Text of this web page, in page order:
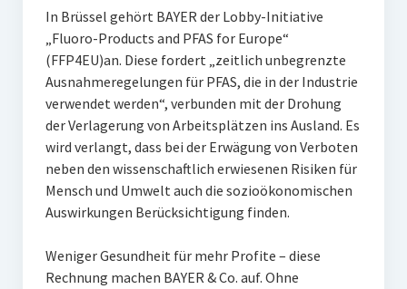
In Brüssel gehört BAYER der Lobby-Initiative
„Fluoro-Products and PFAS for Europe“
(FFP4EU)an. Diese fordert „zeitlich unbegrenzte
Ausnahmeregelungen für PFAS, die in der Industrie
verwendet werden“, verbunden mit der Drohung
der Verlagerung von Arbeitsplätzen ins Ausland. Es
wird verlangt, dass bei der Erwägung von Verboten
neben den wissenschaftlich erwiesenen Risiken für
Mensch und Umwelt auch die sozioökonomischen
Auswirkungen Berücksichtigung finden.
Weniger Gesundheit für mehr Profite – diese
Rechnung machen BAYER & Co. auf. Ohne